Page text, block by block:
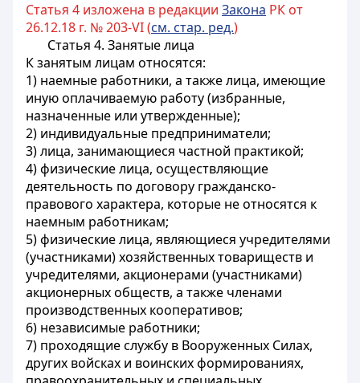
Статья 4 изложена в редакции Закона РК от
26.12.18 г. № 203-VI (см. стар. ред.)
Статья 4. Занятые лица
К занятым лицам относятся:
1) наемные работники, а также лица, имеющие
иную оплачиваемую работу (избранные,
назначенные или утвержденные);
2) индивидуальные предприниматели;
3) лица, занимающиеся частной практикой;
4) физические лица, осуществляющие
деятельность по договору гражданско-
правового характера, которые не относятся к
наемным работникам;
5) физические лица, являющиеся учредителями
(участниками) хозяйственных товариществ и
учредителями, акционерами (участниками)
акционерных обществ, а также членами
производственных кооперативов;
6) независимые работники;
7) проходящие службу в Вооруженных Силах,
других войсках и воинских формированиях,